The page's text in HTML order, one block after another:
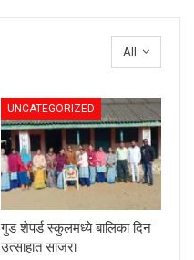
All
UNCATEGORIZED
गुड शेपर्ड स्कुलमध्ये बालिका दिन
उत्साहात साजरा